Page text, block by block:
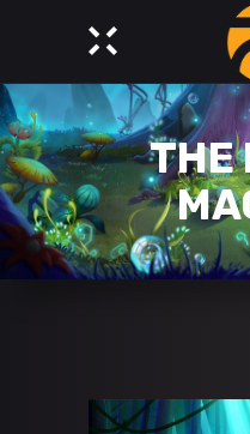
THE